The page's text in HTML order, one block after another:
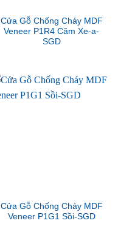
Cửa Gỗ Chống Cháy MDF
Veneer P1R4 Căm Xe-a-
SGD
Cửa Gỗ Chống Cháy MDF
Veneer P1G1 Sồi-SGD